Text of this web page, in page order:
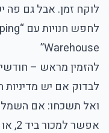
לוקח זמן. אבל גם פה
Warehouse”
להזמין מראש –
לבדוק אם יש מדיניות
ואל תשכחו: אם